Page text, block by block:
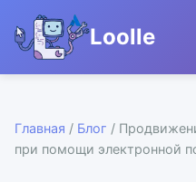
Loolle
Главная / Блог /
при помощи электронной